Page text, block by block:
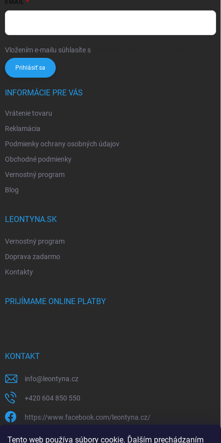
Tento web používa súbory cookie. Ďalším prechádzaním
EMAIL
Vložením e-mailu súhlasíte s
Prihlásiť sa
INFORMÁCIE PRE VÁS
Vrátenie tovaru
Reklamácia
Podmienky ochrany osobných údajov
Obchodné podmienky
Vernostný program
Blog
LEONTYNA.SK
Vernostný program
Doprava zadarmo
Kontakty
PRIJÍMAME ONLINE PLATBY
KONTAKT
info@ leontyna.cz
+420 604 850 550
https://www.facebook.com/leontyna.cz/
leontyna.cz